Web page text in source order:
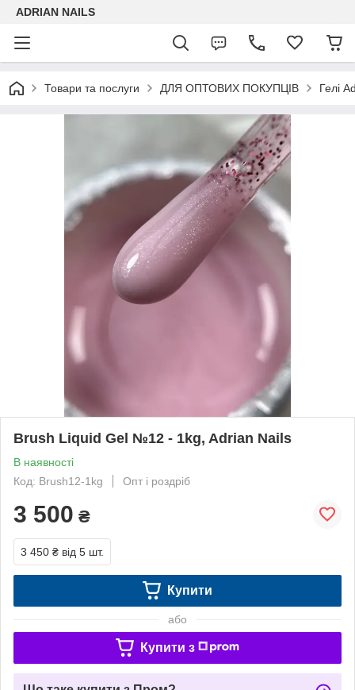
ADRIAN NAILS
Товари та послуги ДЛЯ ОПТОВИХ ПОКУПЦІВ Гелі
Brush Liquid Gel №12 - 1kg, Adrian Nails
В наявності
Код: Brush12-1kg
Опт і роздріб
3 500 ₴
3 450 ₴ від 5 шт.
Купити
або
Купити з